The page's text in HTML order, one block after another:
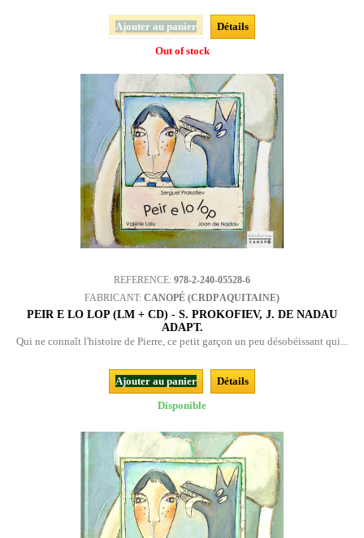
Ajouter au panier
Détails
Out of stock
REFERENCE: 978-2-240-05528-6
FABRICANT: CANOPÉ (CRDP AQUITAINE)
PEIR E LO LOP (LM + CD) - S. PROKOFIEV, J. DE NADAU
ADAPT.
Qui ne connaît l'histoire de Pierre, ce petit garçon un peu désobéissant qui...
Ajouter au panier
Détails
Disponible